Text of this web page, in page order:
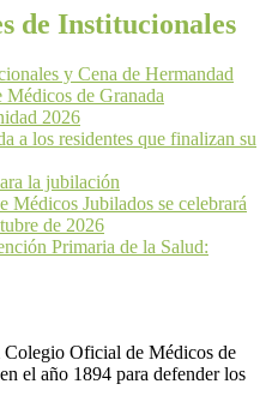
de Institucionales
y Cena de Hermandad
de Granada
2026
a los residentes que finalizan su
la jubilación
Jubilados se celebrará
de 2026
Primaria de la Salud:
Oficial de Médicos de
el año 1894 para defender los